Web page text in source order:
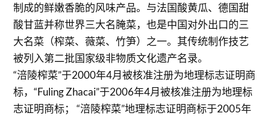
制成的鲜嫩香脆的风味产品。与法国酸黄瓜、德国甜
酸甘蓝并称世界三大名腌菜，也是中国对外出口的三
大名菜（榨菜、薇菜、竹笋）之一。其传统制作技艺
被列入第二批国家级非物质文化遗产名录。
“涪陵榨菜”于2000年4月被核准注册为地理标志证明商
标，“Fuling Zhacai”于2006年4月被核准注册为地理标
志证明商标； “涪陵榨菜”地理标志证明商标于2005年